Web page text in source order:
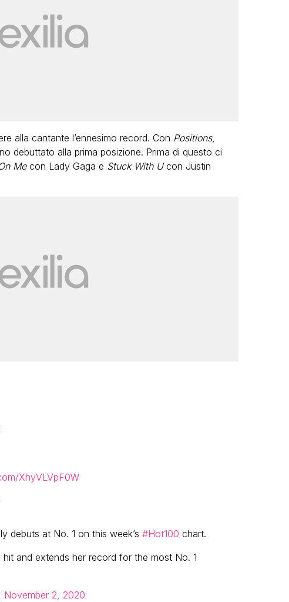
alla cantante l’ennesimo record. Con Positions,
debuttato alla prima posizione. Prima di questo ci
Mecon Lady Gaga e Stuck With Ucon Justin
XhyVLVpF0W
debuts at No. 1 on this week’s #Hot100 chart.
and extends her record for the most No. 1
November 2, 2020